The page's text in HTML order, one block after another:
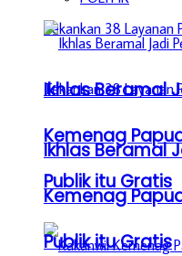
Ikhlas Beramal
Kemenag
Publik itu Gratis
Ikhlas Beramal
Kemenag
Publik itu Gratis